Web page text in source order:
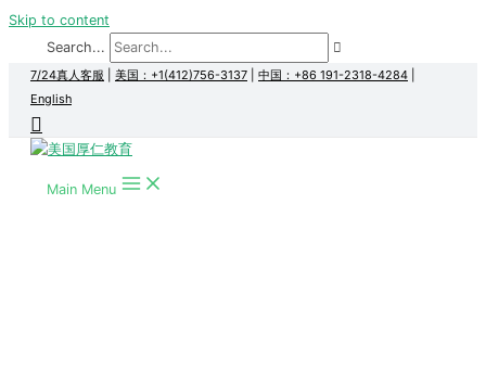
Skip to content
Search...
7/24真人客服 美国：+1(412)756-3137 中国：+86 191-2318-4284
English
Main Menu